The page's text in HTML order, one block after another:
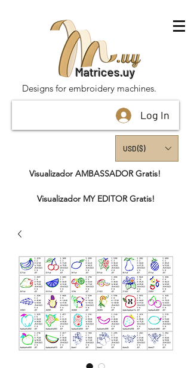
Matrices.uy
Designs for embroidery machines.
Log In
USD ($)
Visualizador AMBASSADOR Gratis!
Visualizador MY EDITOR Gratis!